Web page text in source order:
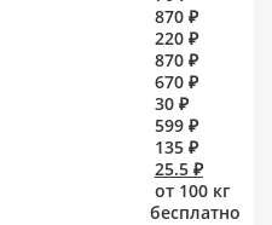
870 ₽
220 ₽
870 ₽
670 ₽
30 ₽
599 ₽
135 ₽
25.5 ₽
от 100 кг
бесплатно